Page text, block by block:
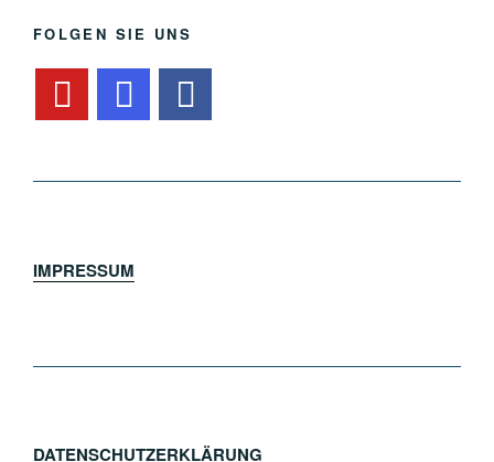
FOLGEN SIE UNS
IMPRESSUM
DATENSCHUTZERKLÄRUNG